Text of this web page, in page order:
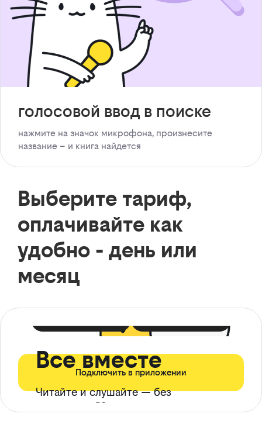
голосовой ввод в поиске
нажмите на значок микрофона, произнесите
название – и книга найдется
Выберите тариф,
оплачивайте как
удобно - день или
месяц
Все вместе
Читайте и слушайте — без
ограничений*
Подключить в приложении